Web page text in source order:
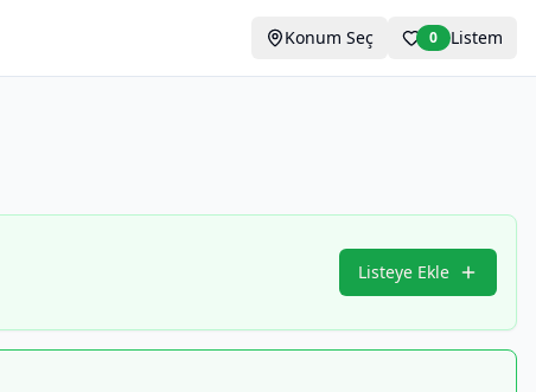
Konum Seç 0 Listem
Listeye Ekle